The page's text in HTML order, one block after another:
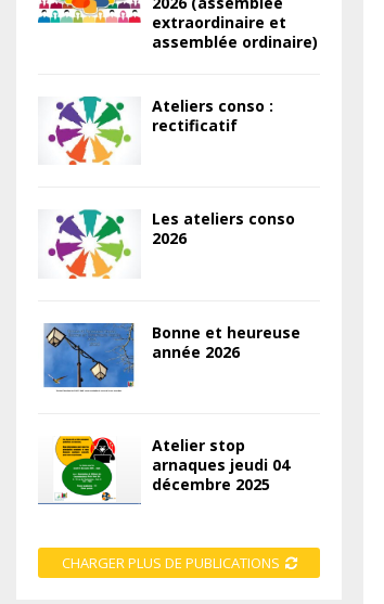
extraordinaire et
assemblée ordinaire)
Ateliers conso :
rectificatif
Les ateliers conso
2026
Bonne et heureuse
année 2026
Atelier stop
arnaques jeudi 04
décembre 2025
CHARGER PLUS DE PUBLICATIONS